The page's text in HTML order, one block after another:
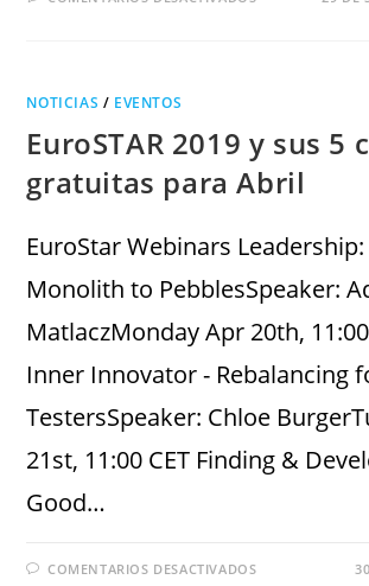
NOTICIAS / EVENTOS
EuroSTAR 2019 y sus 5
gratuitas para Abril
EuroStar Webinars
Monolith to PebblesSpeaker:
MatlaczMonday Apr 20th,
Inner Innovator - Rebalancing
TestersSpeaker: Chloe
21st, 11:00 CET Finding &
Good…
COMENTARIOS DESACTIVADOS